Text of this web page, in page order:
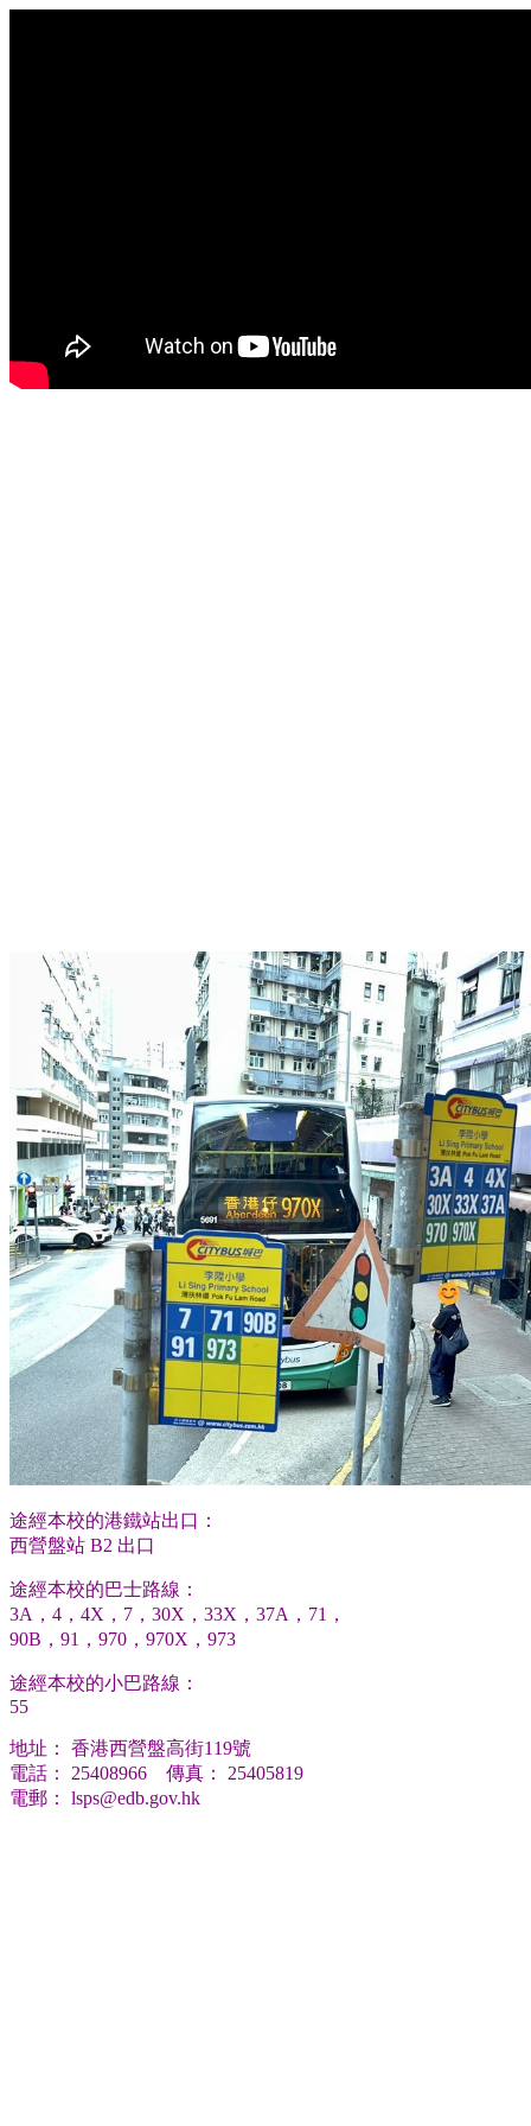
途經本校的港鐵站出口：
西營盤站 B2 出口
途經本校的巴士路線：
3A，4，4X，7，30X，33X，37A，71，
90B，91，970，970X，973
途經本校的小巴路線：
55
地址： 香港西營盤高街119號
電話： 25408966 傳真： 25405819
電郵： lsps@edb.gov.hk